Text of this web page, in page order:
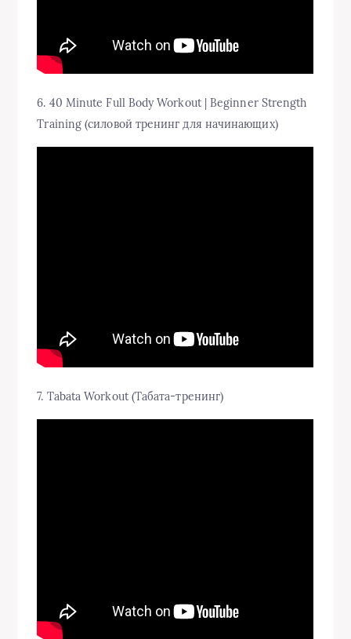
6. 40 Minute Full Body Workout | Beginner Strength
Training (силовой тренинг для начинающих)
7. Tabata Workout (Табата-тренинг)